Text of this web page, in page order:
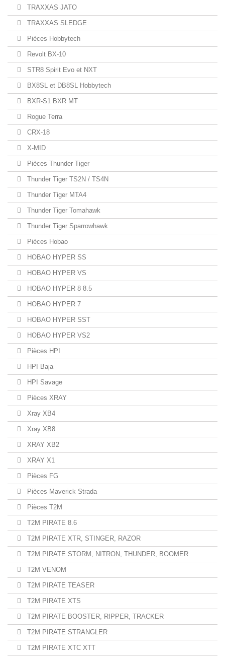
TRAXXAS JATO
TRAXXAS SLEDGE
Pièces Hobbytech
Revolt BX-10
STR8 Spirit Evo et NXT
BX8SL et DB8SL Hobbytech
BXR-S1 BXR MT
Rogue Terra
CRX-18
X-MID
Pièces Thunder Tiger
Thunder Tiger TS2N / TS4N
Thunder Tiger MTA4
Thunder Tiger Tomahawk
Thunder Tiger Sparrowhawk
Pièces Hobao
HOBAO HYPER SS
HOBAO HYPER VS
HOBAO HYPER 8 8.5
HOBAO HYPER 7
HOBAO HYPER SST
HOBAO HYPER VS2
Pièces HPI
HPI Baja
HPI Savage
Pièces XRAY
Xray XB4
Xray XB8
XRAY XB2
XRAY X1
Pièces FG
Pièces Maverick Strada
Pièces T2M
T2M PIRATE 8.6
T2M PIRATE XTR, STINGER, RAZOR
T2M PIRATE STORM, NITRON, THUNDER, BOOMER
T2M VENOM
T2M PIRATE TEASER
T2M PIRATE XTS
T2M PIRATE BOOSTER, RIPPER, TRACKER
T2M PIRATE STRANGLER
T2M PIRATE XTC XTT